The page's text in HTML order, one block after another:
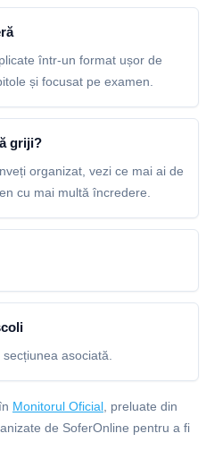
într-un format ușor de
și focusat pe examen.
griji?
organizat, vezi ce mai ai de
cu mai multă încredere.
asociată.
Monitorul Oficial , preluate din
de SoferOnline pentru a fi